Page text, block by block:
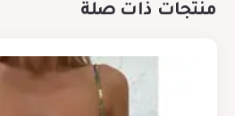
منتجات ذات صلة